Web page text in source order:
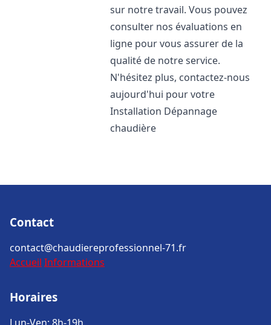
sur notre travail. Vous pouvez
consulter nos évaluations en
ligne pour vous assurer de la
qualité de notre service.
N'hésitez plus, contactez-nous
aujourd'hui pour votre
Installation Dépannage
chaudière
Contact
contact@chaudiereprofessionnel-71.fr
Accueil Informations
Horaires